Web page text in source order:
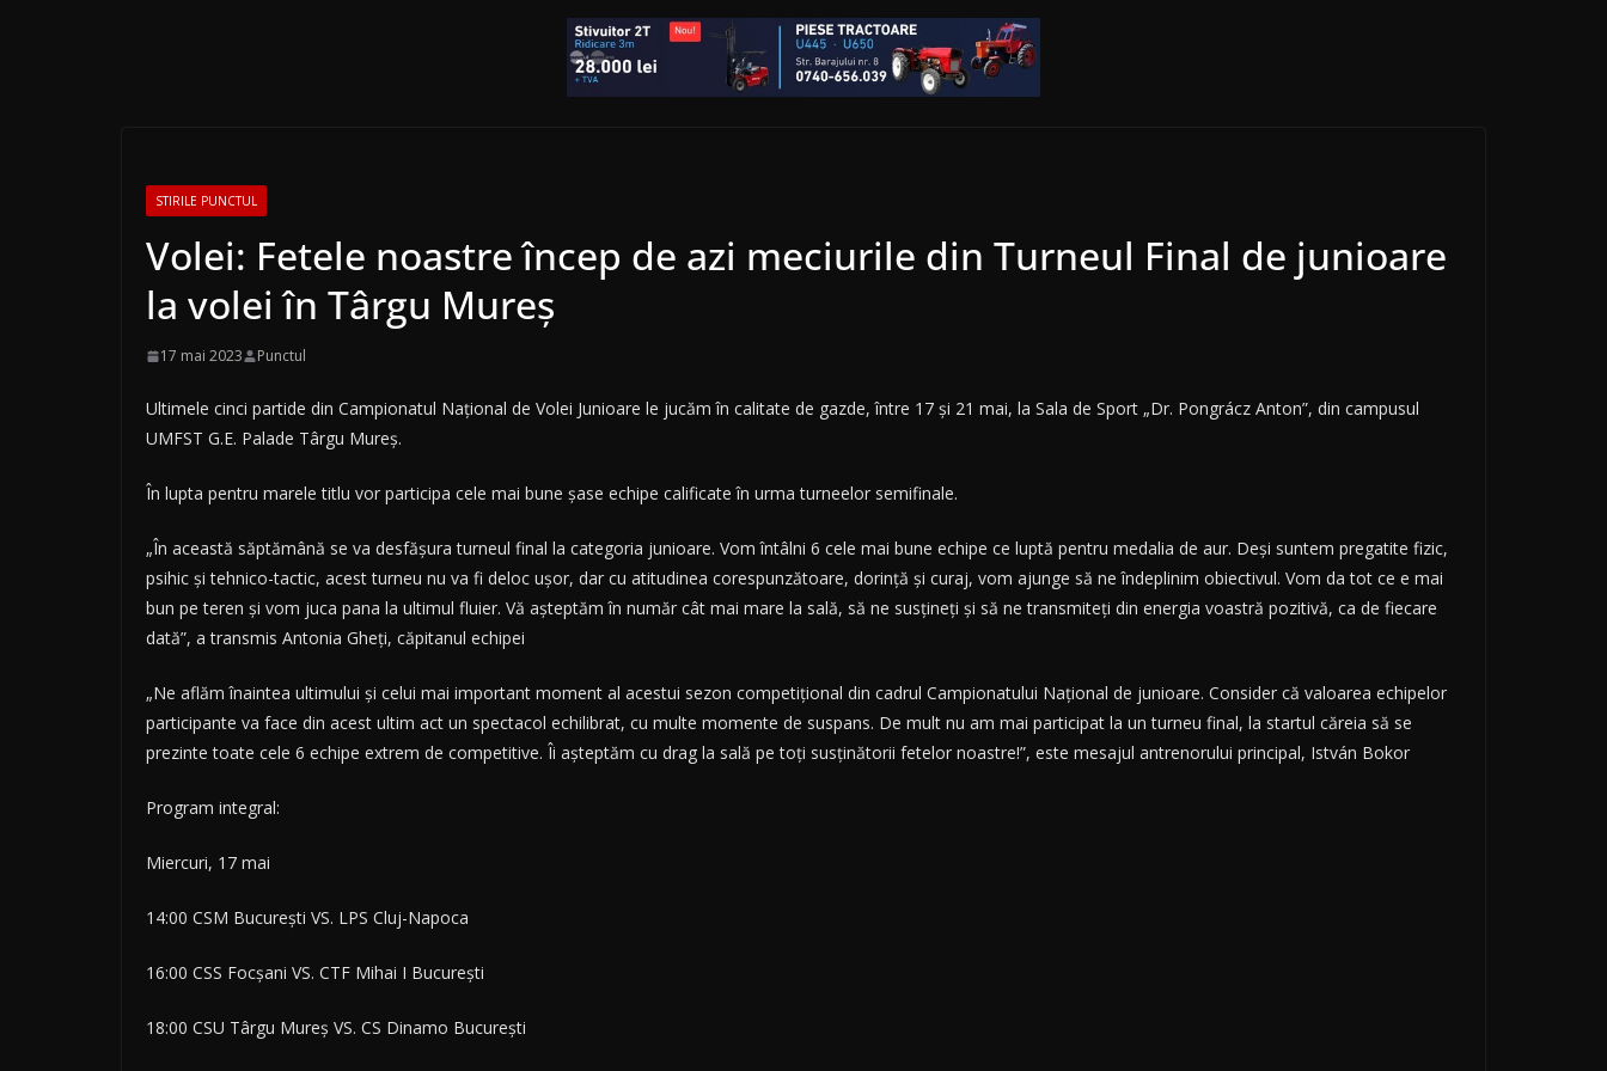
STIRILE PUNCTUL
Volei: Fetele noastre încep de azi meciurile din Turneul Final de junioare
la volei în Târgu Mureș
17 mai 2023 Punctul
Ultimele cinci partide din Campionatul Național de Volei Junioare le jucăm în calitate de gazde, între 17 și 21 mai, la Sala de Sport „Dr. Pongrácz Anton”, din campusul
UMFST G.E. Palade Târgu Mureș.
În lupta pentru marele titlu vor participa cele mai bune șase echipe calificate în urma turneelor semifinale.
„În această săptămână se va desfășura turneul final la categoria junioare. Vom întâlni 6 cele mai bune echipe ce luptă pentru medalia de aur. Deși suntem pregatite fizic,
psihic și tehnico-tactic, acest turneu nu va fi deloc ușor, dar cu atitudinea corespunzătoare, dorință și curaj, vom ajunge să ne îndeplinim obiectivul. Vom da tot ce e mai
bun pe teren și vom juca pana la ultimul fluier. Vă așteptăm în număr cât mai mare la sală, să ne susțineți și să ne transmiteți din energia voastră pozitivă, ca de fiecare
dată”, a transmis Antonia Gheți, căpitanul echipei
„Ne aflăm înaintea ultimului și celui mai important moment al acestui sezon competițional din cadrul Campionatului Național de junioare. Consider că valoarea echipelor
participante va face din acest ultim act un spectacol echilibrat, cu multe momente de suspans. De mult nu am mai participat la un turneu final, la startul căreia să se
prezinte toate cele 6 echipe extrem de competitive. Îi așteptăm cu drag la sală pe toți susținătorii fetelor noastre!”, este mesajul antrenorului principal, István Bokor
Program integral:
Miercuri, 17 mai
14:00 CSM București VS. LPS Cluj-Napoca
16:00 CSS Focșani VS. CTF Mihai I București
18:00 CSU Târgu Mureș VS. CS Dinamo București